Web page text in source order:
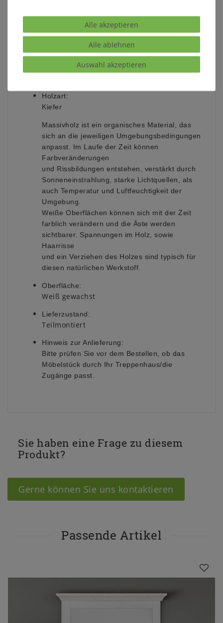
Breite: 120 cm
Höhe: 190 cm
Weitere Informationen zum
Holzart:
Kiefer
Massivholz ist ein organisches Material, das
sich an die jeweiligen Umgebungsbedingungen
anpasst. Im Laufe der Zeit können
Farbveränderungen
und Rissbildungen entstehen, verstärkt durch
Sonneneinstrahlung, starke Lichtquellen, als
auch Temperatur und Luftfeuchtigkeit der
Umgebung.
Weiße Oberflächen können sich mit der Zeit
farblich verändern und die Äste werden
sichtbarer. Spannungen im Holz, sowie
Haarrisse
und ein Verziehen des Holzes sind typisch für
diesen natürlichen Werkstoff.
Oberfläche:
Weiß gewachst
Lieferzustand:
Teilmontiert
Hinweis zur Anlieferung:
Bitte prüfen Sie vor dem Bestellen, ob das
Möbelstück durch Ihr Treppenhaus/die
Zugänge passt.
Sie haben eine Frage zu diesem
Produkt?
Gerne können Sie uns kontaktieren
Passende Artikel
Alle akzeptieren
Alle ablehnen
Auswahl akzeptieren